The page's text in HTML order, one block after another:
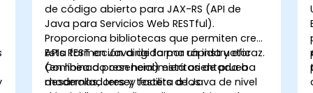
de código abierto para JAX-RS (API de
Java para Servicios Web RESTful).
Proporciona bibliotecas que permiten crear
APIs REST en Java de forma rápida y eficaz.
Combinado con herramientas de prueba
modernas, Jersey facilita a los
Esta formación dirigida por un instructor
(en línea o presencial) está orientada a
desarrolladores y testers de Java de nivel